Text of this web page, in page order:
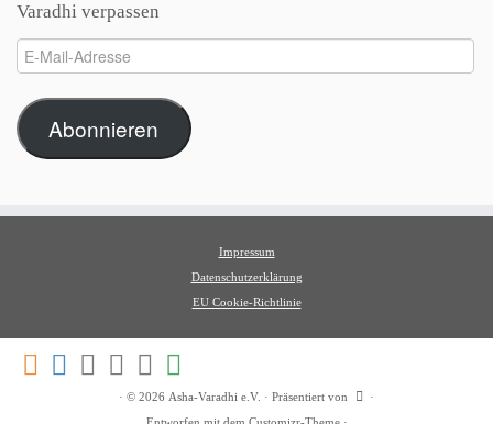
Varadhi verpassen
E-
Mail-
Adresse
Abonnieren
Impressum
Datenschutzerklärung
EU Cookie-Richtlinie
· © 2026 Asha-Varadhi e.V. · Präsentiert von
·
Entworfen mit dem Customizr-Theme·